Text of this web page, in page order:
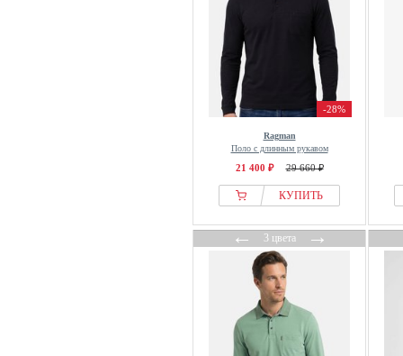
-28%
Ragman
Поло с длинным рукавом
21 400 ₽ 29 660 ₽
КУПИТЬ
←3 цвета→